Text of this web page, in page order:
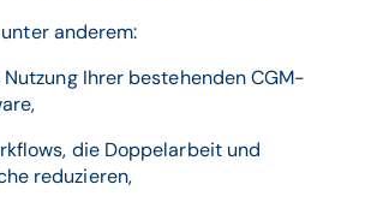
anderem:
Ihrer bestehenden CGM-
die Doppelarbeit und
reduzieren,